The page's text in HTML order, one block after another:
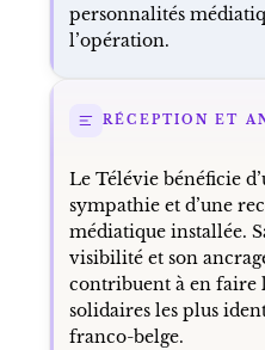
personnalités
l’opération.
RÉCEPTION ET
Le Télévie bénéficie
sympathie et d’une
médiatique installée.
visibilité et son
contribuent à en faire
solidaires les plus
franco-belge.